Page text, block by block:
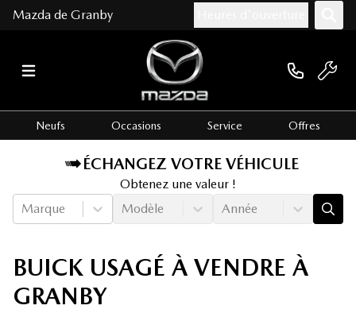
Mazda de Granby
Neufs Occasions Service Offres
ÉCHANGEZ VOTRE VÉHICULE
Obtenez une valeur !
Marque
Modèle Année
BUICK USAGÉ À VENDRE À
GRANBY